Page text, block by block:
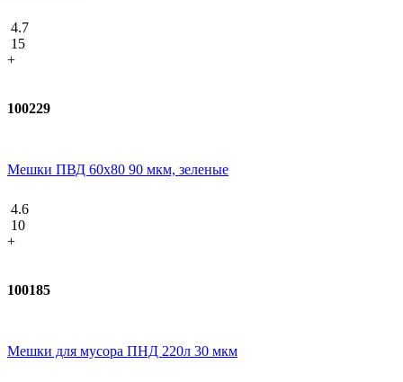
4.7
15
+
100229
Мешки ПВД 60x80 90 мкм, зеленые
4.6
10
+
100185
Мешки для мусора ПНД 220л 30 мкм